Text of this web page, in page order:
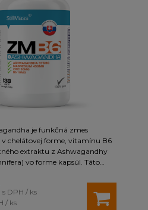
je funkčná zmes
chelátovej forme, vitamínu B6
extraktu z Ashwagandhy
vo forme kapsúl. Táto
účinkov prispieva k
hladiny testosterónu v krvi.
z Ashwagandhy obsahuje 10
s DPH / ks
/ ks